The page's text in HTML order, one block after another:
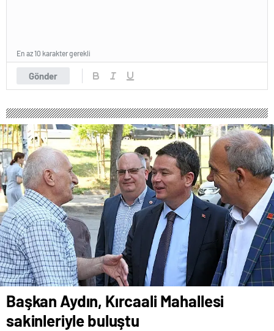
Gönder
En az 10 karakter gerekli
Başkan Aydın, Kırcaali Mahallesi
sakinleriyle buluştu